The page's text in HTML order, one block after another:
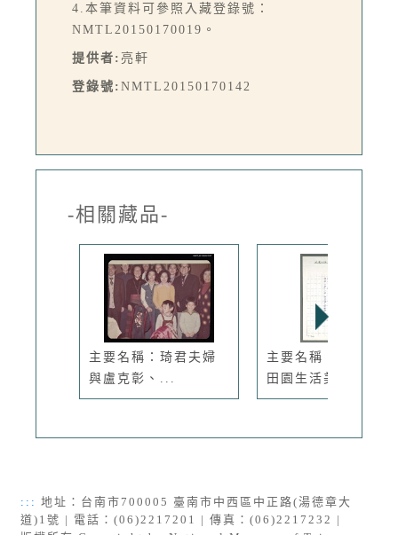
4.本筆資料可參照入藏登錄號：
NMTL20150170019。
提供者: 亮軒
登錄號: NMTL20150170142
-相關藏品-
主要名稱：琦君夫婦
與盧克彰、...
主要名稱：原住民的
田園生活美學
::: 地址：台南市700005 臺南市中西區中正路(湯德章大
道)1號 | 電話：(06)2217201 | 傳真：(06)2217232 |